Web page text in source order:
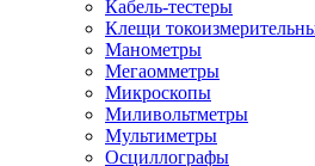
Кабель-тестеры
Клещи
Манометры
Мегаомметры
Микроскопы
Миливольтметры
Мультиметры
Осциллографы